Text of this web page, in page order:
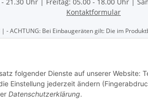
folgender Dienste auf unserer Website:
Einstellung jederzeit ändern
Datenschutzerklärung.
Kontaktformular
| - ACHTUNG: Bei Einbaugeräten gilt: Die im